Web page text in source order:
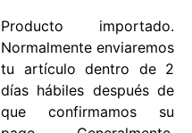
Producto importado.
Normalmente enviaremos
tu artículo dentro de 2
días hábiles después de
que confirmamos su